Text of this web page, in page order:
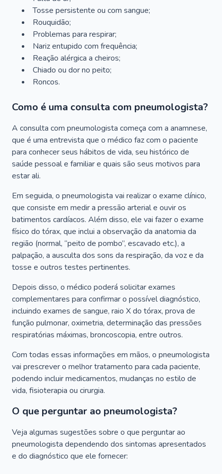
Tosse persistente ou com sangue;
Rouquidão;
Problemas para respirar;
Nariz entupido com frequência;
Reação alérgica a cheiros;
Chiado ou dor no peito;
Roncos.
Como é uma consulta com pneumologista?
A consulta com pneumologista começa com a anamnese,
que é uma entrevista que o médico faz com o paciente
para conhecer seus hábitos de vida, seu histórico de
saúde pessoal e familiar e quais são seus motivos para
estar ali.
Em seguida, o pneumologista vai realizar o exame clínico,
que consiste em medir a pressão arterial e ouvir os
batimentos cardíacos. Além disso, ele vai fazer o exame
físico do tórax, que inclui a observação da anatomia da
região (normal, “peito de pombo”, escavado etc.), a
palpação, a ausculta dos sons da respiração, da voz e da
tosse e outros testes pertinentes.
Depois disso, o médico poderá solicitar exames
complementares para confirmar o possível diagnóstico,
incluindo exames de sangue, raio X do tórax, prova de
função pulmonar, oximetria, determinação das pressões
respiratórias máximas, broncoscopia, entre outros.
Com todas essas informações em mãos, o pneumologista
vai prescrever o melhor tratamento para cada paciente,
podendo incluir medicamentos, mudanças no estilo de
vida, fisioterapia ou cirurgia.
O que perguntar ao pneumologista?
Veja algumas sugestões sobre o que perguntar ao
pneumologista dependendo dos sintomas apresentados
e do diagnóstico que ele fornecer: